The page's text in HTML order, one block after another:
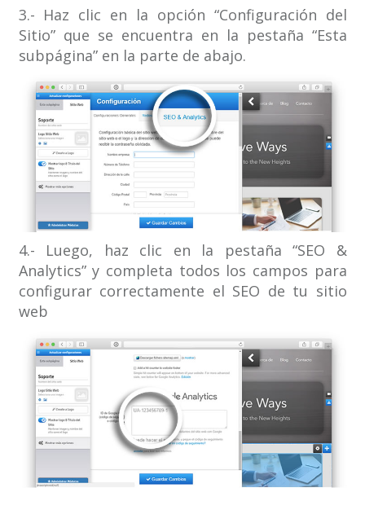
3.- Haz clic en la opción “Configuración del
Sitio” que se encuentra en la pestaña “Esta
subpágina” en la parte de abajo.
4.- Luego, haz clic en la pestaña “SEO &
Analytics” y completa todos los campos para
configurar correctamente el SEO de tu sitio
web